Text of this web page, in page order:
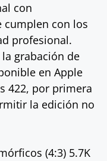
con
cumplen con los
profesional.
grabación de
en Apple
422, por primera
la edición no
(4:3) 5.7K